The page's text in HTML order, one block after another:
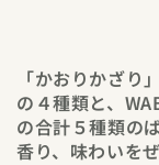
「かおりかざり
の４種類と、
の合計５種類の
香り、味わいを